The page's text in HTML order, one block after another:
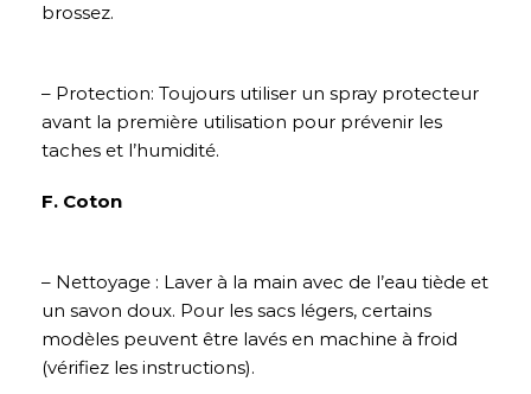
brossez.
– Protection: Toujours utiliser un spray protecteur
avant la première utilisation pour prévenir les
taches et l’humidité.
F. Coton
– Nettoyage : Laver à la main avec de l’eau tiède et
un savon doux. Pour les sacs légers, certains
modèles peuvent être lavés en machine à froid
(vérifiez les instructions).